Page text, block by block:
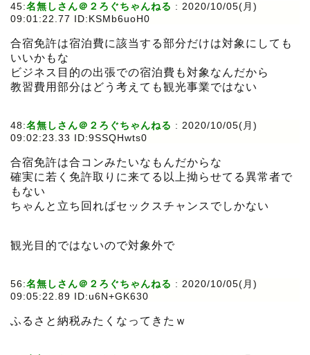
45:名無しさん＠２ろぐちゃんねる : 2020/10/05(月)
09:01:22.77 ID:KSMb6uoH0
合宿免許は宿泊費に該当する部分だけは対象にしても
いいかもな
ビジネス目的の出張での宿泊費も対象なんだから
教習費用部分はどう考えても観光事業ではない
48:名無しさん＠２ろぐちゃんねる : 2020/10/05(月)
09:02:23.33 ID:9SSQHwts0
合宿免許は合コンみたいなもんだからな
確実に若く免許取りに来てる以上拗らせてる異常者で
もない
ちゃんと立ち回ればセックスチャンスでしかない
観光目的ではないので対象外で
56:名無しさん＠２ろぐちゃんねる : 2020/10/05(月)
09:05:22.89 ID:u6N+GK630
ふるさと納税みたくなってきたｗ